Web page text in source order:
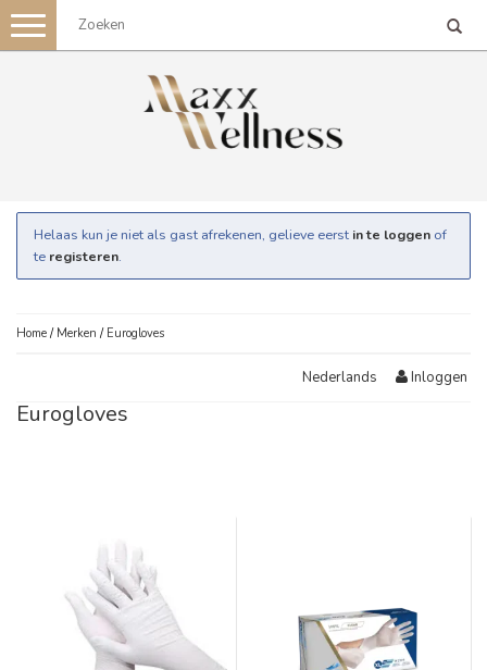
Toggle
navigation
Helaas kun je niet als gast afrekenen, gelieve eerst in te loggen of
te registeren.
Home / Merken / Eurogloves
Nederlands Inloggen
Eurogloves